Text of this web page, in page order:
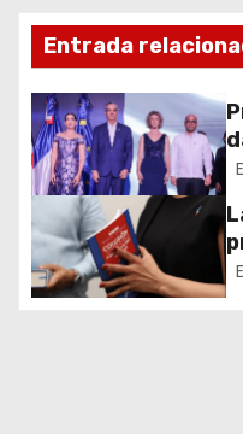
i
ó
n
d
e
e
Entrada